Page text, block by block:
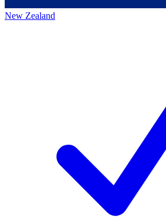
New Zealand